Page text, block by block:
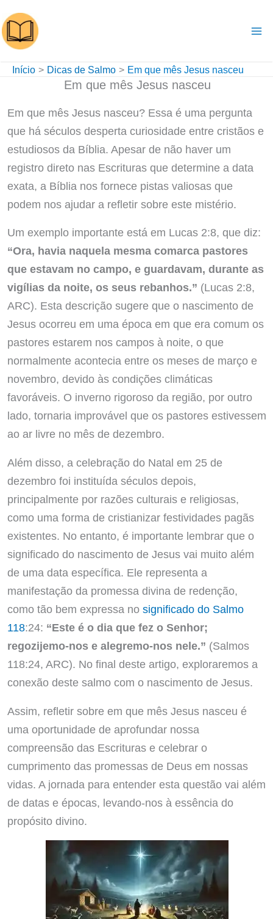
para
o
conteúdo
Início Dicas de Salmo Em que mês Jesus nasceu
Em que mês Jesus nasceu
Em que mês Jesus nasceu? Essa é uma pergunta
que há séculos desperta curiosidade entre cristãos e
estudiosos da Bíblia. Apesar de não haver um
registro direto nas Escrituras que determine a data
exata, a Bíblia nos fornece pistas valiosas que
podem nos ajudar a refletir sobre este mistério.
Um exemplo importante está em Lucas 2:8, que diz:
“Ora, havia naquela mesma comarca pastores
que estavam no campo, e guardavam, durante as
vigílias da noite, os seus rebanhos.” (Lucas 2:8,
ARC). Esta descrição sugere que o nascimento de
Jesus ocorreu em uma época em que era comum os
pastores estarem nos campos à noite, o que
normalmente acontecia entre os meses de março e
novembro, devido às condições climáticas
favoráveis. O inverno rigoroso da região, por outro
lado, tornaria improvável que os pastores estivessem
ao ar livre no mês de dezembro.
Além disso, a celebração do Natal em 25 de
dezembro foi instituída séculos depois,
principalmente por razões culturais e religiosas,
como uma forma de cristianizar festividades pagãs
existentes. No entanto, é importante lembrar que o
significado do nascimento de Jesus vai muito além
de uma data específica. Ele representa a
manifestação da promessa divina de redenção,
como tão bem expressa no significado do Salmo
118:24: “Este é o dia que fez o Senhor;
regozijemo-nos e alegremo-nos nele.” (Salmos
118:24, ARC). No final deste artigo, exploraremos a
conexão deste salmo com o nascimento de Jesus.
Assim, refletir sobre em que mês Jesus nasceu é
uma oportunidade de aprofundar nossa
compreensão das Escrituras e celebrar o
cumprimento das promessas de Deus em nossas
vidas. A jornada para entender esta questão vai além
de datas e épocas, levando-nos à essência do
propósito divino.